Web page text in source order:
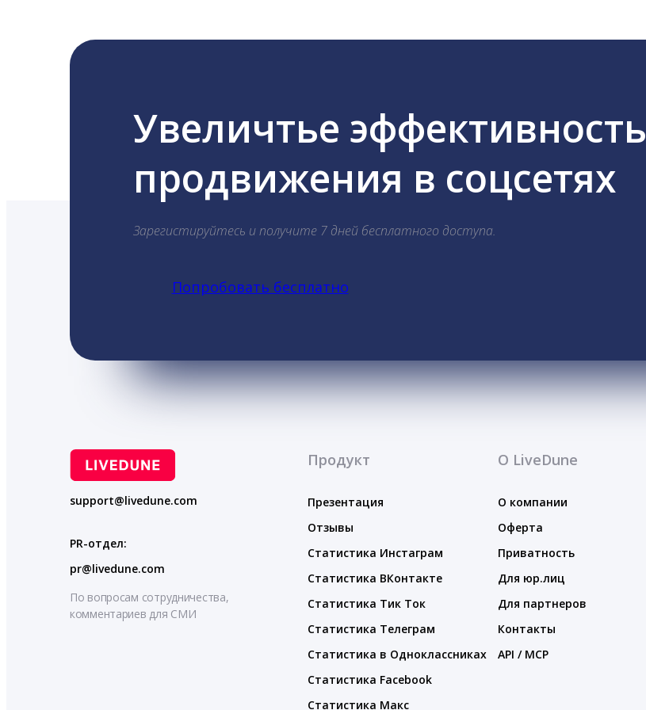
Увеличтье эффективность
продвижения в соцсетях
Зарегистируйтесь и получите 7 дней бесплатного доступа.
Попробовать бесплатно
support@livedune.com
PR-отдел:
pr@livedune.com
По вопросам сотрудничества,
комментариев для СМИ
Продукт
Презентация
Отзывы
Статистика Инстаграм
Статистика ВКонтакте
Статистика Тик Ток
Статистика Телеграм
Статистика в Одноклассниках
Статистика Facebook
Статистика Макс
О LiveDune
О компании
Оферта
Приватность
Для юр.лиц
Для партнеров
Контакты
API / MCP